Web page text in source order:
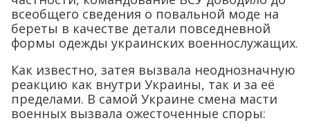
всеобщего сведения о повальной моде на
береты в качестве детали повседневной
формы одежды украинских военнослужащих.
Как известно, затея вызвала неоднозначную
реакцию как внутри Украины, так и за её
пределами. В самой Украине смена масти
военных вызвала ожесточенные споры: